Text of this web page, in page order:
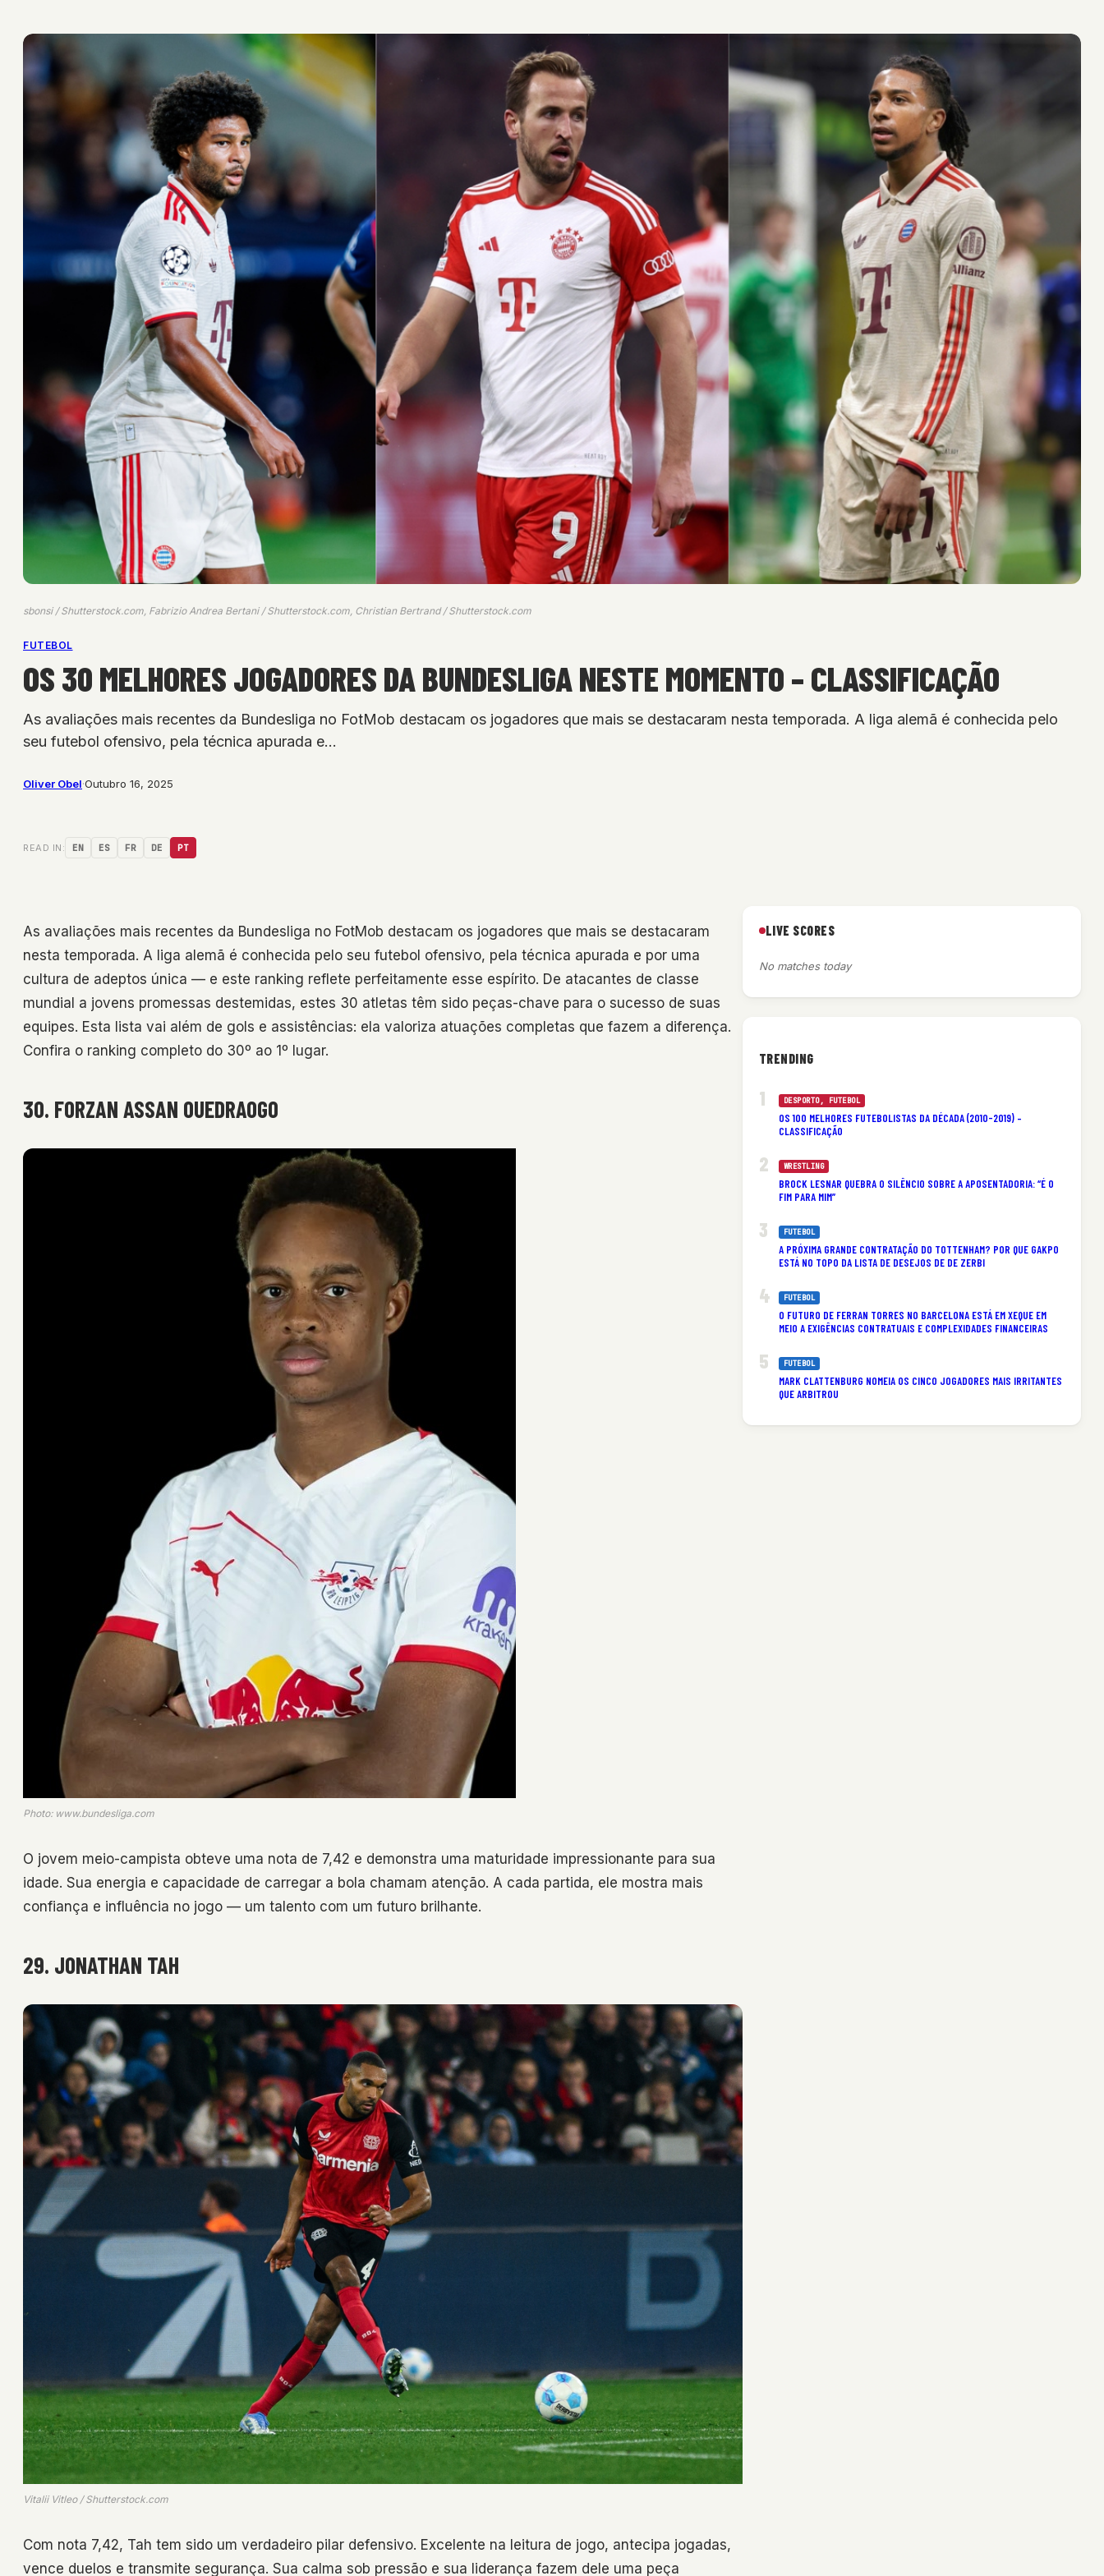
sbonsi / Shutterstock.com, Fabrizio Andrea Bertani / Shutterstock.com, Christian Bertrand / Shutterstock.com
FUTEBOL
OS 30 MELHORES JOGADORES DA BUNDESLIGA NESTE MOMENTO – CLASSIFICAÇÃO
As avaliações mais recentes da Bundesliga no FotMob destacam os jogadores que mais se destacaram nesta temporada. A liga alemã é conhecida pelo
seu futebol ofensivo, pela técnica apurada e…
Oliver Obel·Outubro 16, 2025
READ IN: EN ES FR DE PT
As avaliações mais recentes da Bundesliga no FotMob destacam os jogadores que mais se destacaram
nesta temporada. A liga alemã é conhecida pelo seu futebol ofensivo, pela técnica apurada e por uma
cultura de adeptos única — e este ranking reflete perfeitamente esse espírito. De atacantes de classe
mundial a jovens promessas destemidas, estes 30 atletas têm sido peças-chave para o sucesso de suas
equipes. Esta lista vai além de gols e assistências: ela valoriza atuações completas que fazem a diferença.
Confira o ranking completo do 30º ao 1º lugar.
30. FORZAN ASSAN OUEDRAOGO
Photo: www.bundesliga.com
O jovem meio-campista obteve uma nota de 7,42 e demonstra uma maturidade impressionante para sua
idade. Sua energia e capacidade de carregar a bola chamam atenção. A cada partida, ele mostra mais
confiança e influência no jogo — um talento com um futuro brilhante.
29. JONATHAN TAH
Vitalii Vitleo / Shutterstock.com
Com nota 7,42, Tah tem sido um verdadeiro pilar defensivo. Excelente na leitura de jogo, antecipa jogadas,
vence duelos e transmite segurança. Sua calma sob pressão e sua liderança fazem dele uma peça
LIVE SCORES
No matches today
TRENDING
DESPORTO, FUTEBOL
OS 100 MELHORES FUTEBOLISTAS DA DÉCADA (2010-2019) –
CLASSIFICAÇÃO
WRESTLING
BROCK LESNAR QUEBRA O SILÊNCIO SOBRE A APOSENTADORIA: “É O
FIM PARA MIM”
FUTEBOL
A PRÓXIMA GRANDE CONTRATAÇÃO DO TOTTENHAM? POR QUE GAKPO
ESTÁ NO TOPO DA LISTA DE DESEJOS DE DE ZERBI
FUTEBOL
O FUTURO DE FERRAN TORRES NO BARCELONA ESTÁ EM XEQUE EM
MEIO A EXIGÊNCIAS CONTRATUAIS E COMPLEXIDADES FINANCEIRAS
FUTEBOL
MARK CLATTENBURG NOMEIA OS CINCO JOGADORES MAIS IRRITANTES
QUE ARBITROU